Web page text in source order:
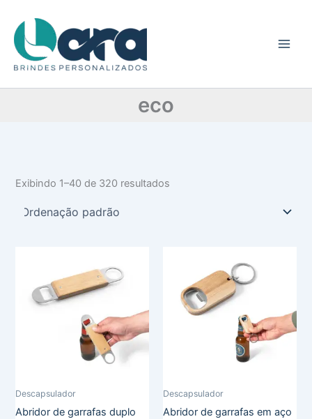
para
conteúdo
eco
t
e
r
Exibindo 1–40 de 320 resultados
Descapsulador
Abridor de garrafas duplo
Descapsulador
Abridor de garrafas em aço